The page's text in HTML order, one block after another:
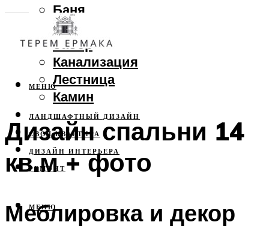
Баня
Веранда
Забор
Канализация
Лестница
Камин
ЛАНДШАФТНЫЙ ДИЗАЙН
СВОЯ КВАРТИРА
ДИЗАЙН ИНТЕРЬЕРА
РЕМОНТ
МЕНЮ
МЕНЮ
Дизайн спальни 14
кв.м + фото
Меблировка и декор